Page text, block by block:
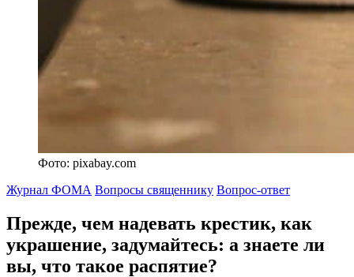
Фото: pixabay.com
Журнал ФОМА Вопросы священнику Вопрос-ответ
Прежде, чем надевать крестик, как
украшение, задумайтесь: а знаете ли
вы, что такое распятие?